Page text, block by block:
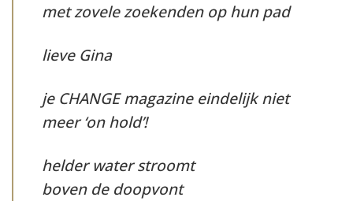
met zovele zoekenden op hun pad
lieve Gina
je CHANGE magazine eindelijk niet
meer ‘on hold’!
helder water stroomt
boven de doopvont